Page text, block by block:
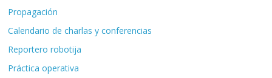
Propagación
Calendario de charlas y conferencias
Reportero robotija
Práctica operativa